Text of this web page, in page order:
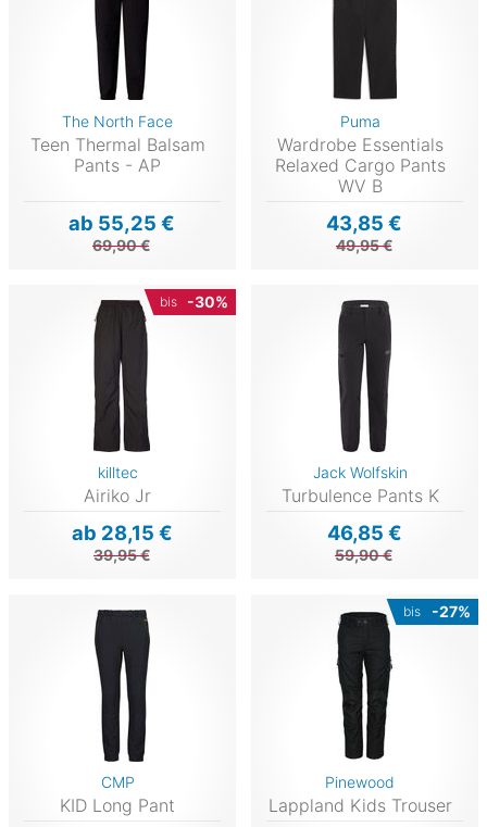
The North Face
Teen Thermal Balsam
Pants - AP
ab 55,25 €
69,90 €
Puma
Wardrobe Essentials
Relaxed Cargo Pants
WV B
43,85 €
49,95 €
bis -30%
killtec
Airiko Jr
ab 28,15 €
39,95 €
Jack Wolfskin
Turbulence Pants K
46,85 €
59,90 €
CMP
KID Long Pant
bis -27%
Pinewood
Lappland Kids Trouser